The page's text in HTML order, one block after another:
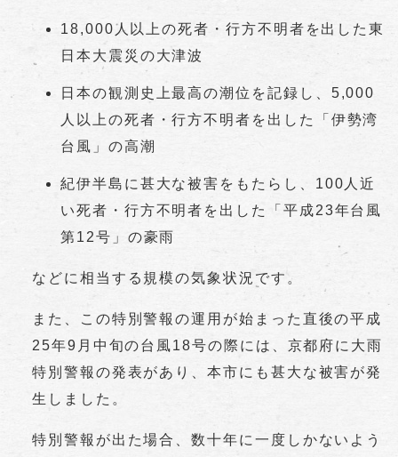
18,000人以上の死者・行方不明者を出した東
日本大震災の大津波
日本の観測史上最高の潮位を記録し、5,000
人以上の死者・行方不明者を出した「伊勢湾
台風」の高潮
紀伊半島に甚大な被害をもたらし、100人近
い死者・行方不明者を出した「平成23年台風
第12号」の豪雨
などに相当する規模の気象状況です。
また、この特別警報の運用が始まった直後の平成
25年9月中旬の台風18号の際には、京都府に大雨
特別警報の発表があり、本市にも甚大な被害が発
生しました。
特別警報が出た場合、数十年に一度しかないよう